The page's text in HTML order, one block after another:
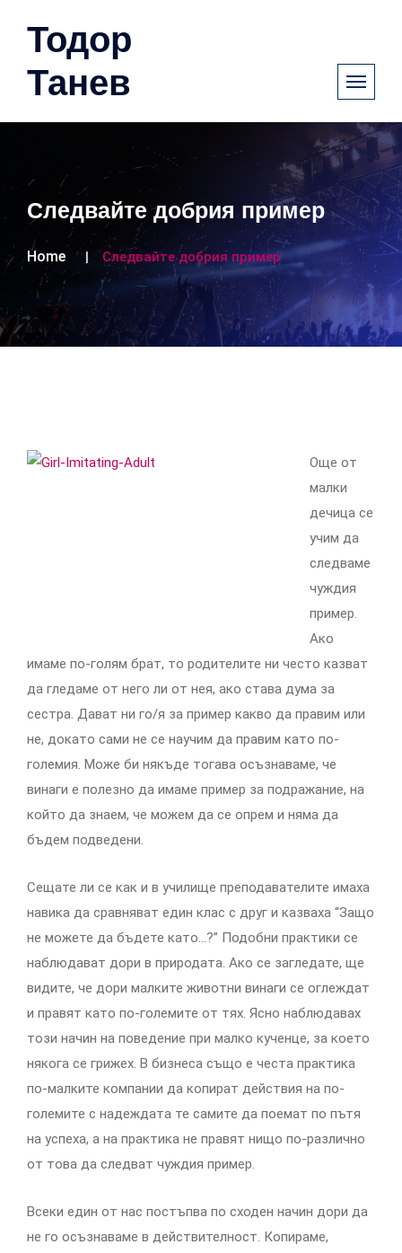
Тодор
Танев
Следвайте добрия пример
Home Следвайте добрия пример
Още от
малки
дечица се
учим да
следваме
чуждия
пример.
Ако
имаме по-голям брат, то родителите ни често казват
да гледаме от него ли от нея, ако става дума за
сестра. Дават ни го/я за пример какво да правим или
не, докато сами не се научим да правим като по-
големия. Може би някъде тогава осъзнаваме, че
винаги е полезно да имаме пример за подражание, на
който да знаем, че можем да се опрем и няма да
бъдем подведени.
Сещате ли се как и в училище преподавателите имаха
навика да сравняват един клас с друг и казваха “Защо
не можете да бъдете като…?” Подобни практики се
наблюдават дори в природата. Ако се загледате, ще
видите, че дори малките животни винаги се оглеждат
и правят като по-големите от тях. Ясно наблюдавах
този начин на поведение при малко кученце, за което
някога се грижех. В бизнеса също е честа практика
по-малките компании да копират действия на по-
големите с надеждата те самите да поемат по пътя
на успеха, а на практика не правят нищо по-различно
от това да следват чуждия пример.
Всеки един от нас постъпва по сходен начин дори да
не го осъзнаваме в действителност. Копираме,